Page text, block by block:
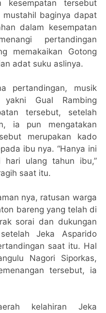
kesempatan tersebut
mustahil baginya dapat
dalam kesempatan
pertandingan
memakaikan Gotong
adat suku aslinya.
pertandingan, musik
yakni Gual Rambing
tersebut, setelah
ia pun mengatakan
merupakan kado
ibu nya. “Hanya ini
ulang tahun ibu,”
saat itu.
nya, ratusan warga
bareng yang telah di
sorai dan dukungan
Jeka Asparido
saat itu. Hal
Nagori Siporkas,
tersebut, ia
kelahiran Jeka